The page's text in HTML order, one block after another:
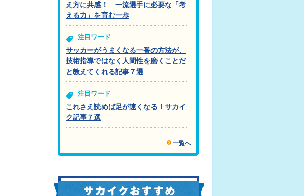
え方に共感！ 一流選手に必要な「考
える力」を育む一歩
注目ワード
サッカーがうまくなる一番の方法が、
技術指導ではなく人間性を磨くことだ
と教えてくれる記事７選
注目ワード
これさえ読めば足が速くなる！サカイ
ク記事７選
一覧へ